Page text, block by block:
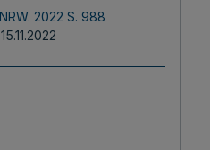
2022 S. 988
15.11.2022